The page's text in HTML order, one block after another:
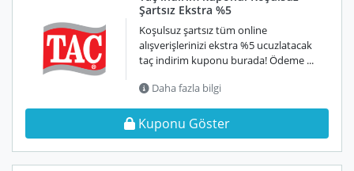
Şartsız Ekstra %5
Koşulsuz şartsız tüm online
alışverişlerinizi ekstra %5 ucuzlatacak
taç indirim kuponu burada! Ödeme ...
Daha fazla bilgi
Kuponu Göster